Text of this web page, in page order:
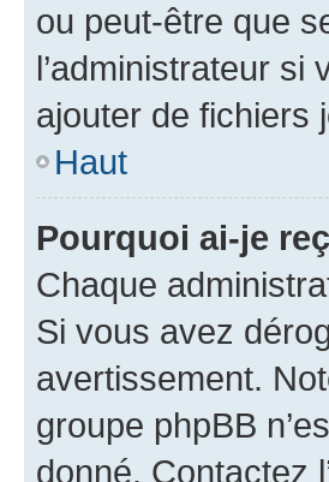
ou peut-être que
l’administrateur
ajouter de fichiers
Haut
Pourquoi ai-je
Chaque
Si vous avez
avertissement.
groupe phpBB
donné. Contactez